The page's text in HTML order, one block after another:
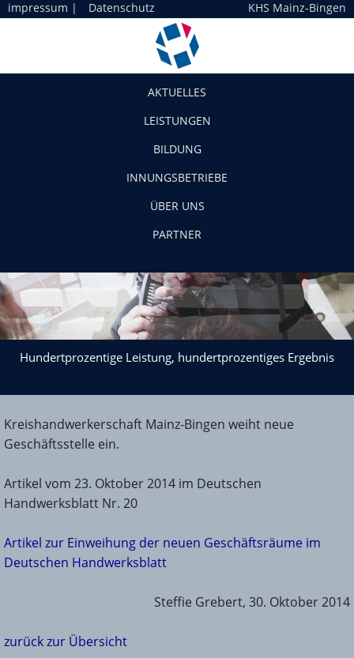
impressum | Datenschutz KHS Mainz-Bingen
AKTUELLES
LEISTUNGEN
BILDUNG
INNUNGSBETRIEBE
ÜBER UNS
PARTNER
Hundertprozentige Leistung, hundertprozentiges Ergebnis
Kreishandwerkerschaft Mainz-Bingen weiht neue
Geschäftsstelle ein.
Artikel vom 23. Oktober 2014 im Deutschen
Handwerksblatt Nr. 20
Artikel zur Einweihung der neuen Geschäftsräume im
Deutschen Handwerksblatt
Steffie Grebert, 30. Oktober 2014
zurück zur Übersicht